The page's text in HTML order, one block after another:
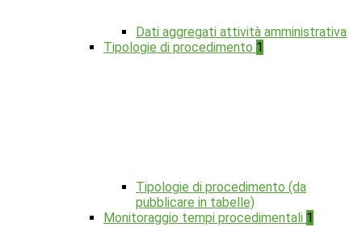
Dati aggregati attività amministrativa
Tipologie di procedimento 1
Tipologie di procedimento (da
pubblicare in tabelle)
Monitoraggio tempi procedimentali 1